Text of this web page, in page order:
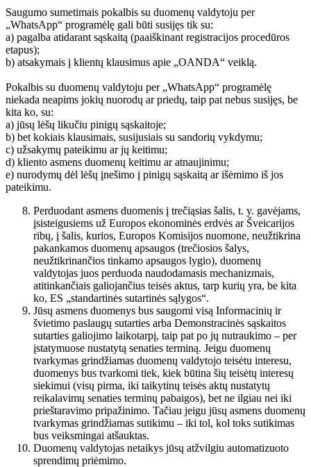
Saugumo sumetimais pokalbis su duomenų valdytoju per
„WhatsApp“ programėlę gali būti susijęs tik su:
a) pagalba atidarant sąskaitą (paaiškinant registracijos procedūros
etapus);
b) atsakymais į klientų klausimus apie „OANDA“ veiklą.
Pokalbis su duomenų valdytoju per „WhatsApp“ programėlę
niekada neapims jokių nuorodų ar priedų, taip pat nebus susijęs, be
kita ko, su:
a) jūsų lėšų likučiu pinigų sąskaitoje;
b) bet kokiais klausimais, susijusiais su sandorių vykdymu;
c) užsakymų pateikimu ar jų keitimu;
d) kliento asmens duomenų keitimu ar atnaujinimu;
e) nurodymų dėl lėšų įnešimo į pinigų sąskaitą ar išėmimo iš jos
pateikimu.
Perduodant asmens duomenis į trečiąsias šalis, t. y. gavėjams,
įsisteigusiems už Europos ekonominės erdvės ar Šveicarijos
ribų, į šalis, kurios, Europos Komisijos nuomone, neužtikrina
pakankamos duomenų apsaugos (trečiosios šalys,
neužtikrinančios tinkamo apsaugos lygio), duomenų
valdytojas juos perduoda naudodamasis mechanizmais,
atitinkančiais galiojančius teisės aktus, tarp kurių yra, be kita
ko, ES „standartinės sutartinės sąlygos“.
Jūsų asmens duomenys bus saugomi visą Informacinių ir
švietimo paslaugų sutarties arba Demonstracinės sąskaitos
sutarties galiojimo laikotarpį, taip pat po jų nutraukimo – per
įstatymuose nustatytą senaties terminą. Jeigu duomenų
tvarkymas grindžiamas duomenų valdytojo teisėtu interesu,
duomenys bus tvarkomi tiek, kiek būtina šių teisėtų interesų
siekimui (visų pirma, iki taikytinų teisės aktų nustatytų
reikalavimų senaties terminų pabaigos), bet ne ilgiau nei iki
prieštaravimo pripažinimo. Tačiau jeigu jūsų asmens duomenų
tvarkymas grindžiamas sutikimu – iki tol, kol toks sutikimas
bus veiksmingai atšauktas.
Duomenų valdytojas netaikys jūsų atžvilgiu automatizuoto
sprendimų priėmimo.